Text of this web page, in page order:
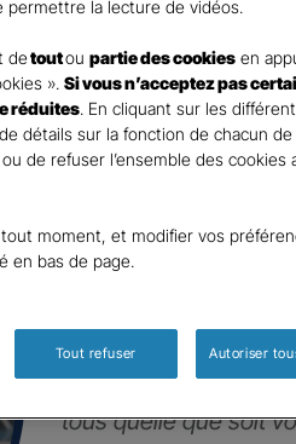
Parole
d’expert !
Notre contrat
tous quelle que soit
permettre la lecture de vidéos.
detoutou partie des cookies en
». Si vous n’acceptez pas
réduites. En cliquant sur les
détails sur la fonction de chacun
de refuser l’ensemble des cookies
moment, et modifier vos
en bas de page.
Tout refuser Autoriser